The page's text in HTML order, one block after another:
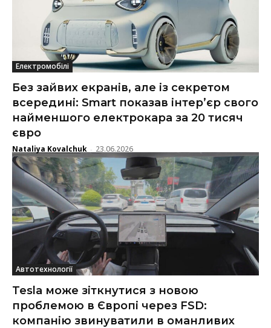
Електромобілі
Без зайвих екранів, але із секретом
всередині: Smart показав інтер’єр свого
найменшого електрокара за 20 тисяч
євро
Nataliya Kovalchuk - 23.06.2026
Автотехнології
Tesla може зіткнутися з новою
проблемою в Європі через FSD:
компанію звинуватили в оманливих